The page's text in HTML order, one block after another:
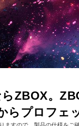
ZBOX。
らプロフェ